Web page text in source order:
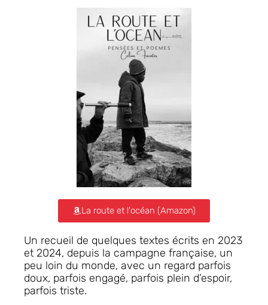
La route et l'océan (Amazon)
Un recueil de quelques textes écrits en 2023
et 2024, depuis la campagne française, un
peu loin du monde, avec un regard parfois
doux, parfois engagé, parfois plein d’espoir,
parfois triste.